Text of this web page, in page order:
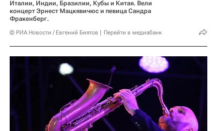
Италии, Индии, Бразилии, Кубы и Китая. Вели
концерт Эрнест Мацкявичюс и певица Сандра
Фракенберг.
© РИА Новости / Евгений Биятов Перейти в медиабанк